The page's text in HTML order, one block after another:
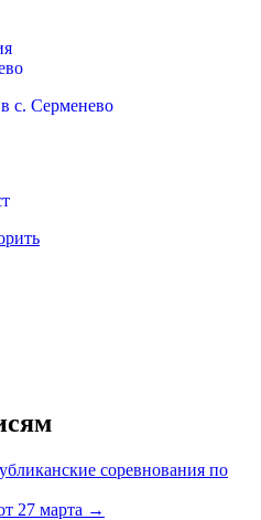
с. Серменево
соревнования по
27 марта →